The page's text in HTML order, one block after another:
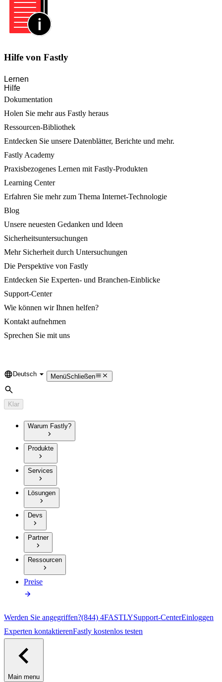
Hilfe von Fastly
Lernen
Hilfe
Dokumentation
Holen Sie mehr aus Fastly heraus
Ressourcen-Bibliothek
Entdecken Sie unsere Datenblätter, Berichte und mehr.
Fastly Academy
Praxisbezogenes Lernen mit Fastly-Produkten
Learning Center
Erfahren Sie mehr zum Thema Internet-Technologie
Blog
Unsere neuesten Gedanken und Ideen
Sicherheitsuntersuchungen
Mehr Sicherheit durch Untersuchungen
Die Perspektive von Fastly
Entdecken Sie Experten- und Branchen-Einblicke
Support-Center
Wie können wir Ihnen helfen?
Kontakt aufnehmen
Sprechen Sie mit uns
Language
Deutsch MenüSchließen
Suche
Klar
Warum Fastly?
Produkte
Services
Lösungen
Devs
Partner
Ressourcen
Preise
Werden Sie angegriffen?(844) 4FASTLYSupport-CenterEinloggen
Experten kontaktierenFastly kostenlos testen
Main menu